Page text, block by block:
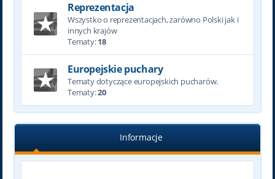
Reprezentacja
Wszystko o reprezentacjach, zarówno Polski jak i
innych krajów
Tematy:18
Europejskie puchary
Tematy dotyczące europejskich pucharów.
Tematy:20
Informacje